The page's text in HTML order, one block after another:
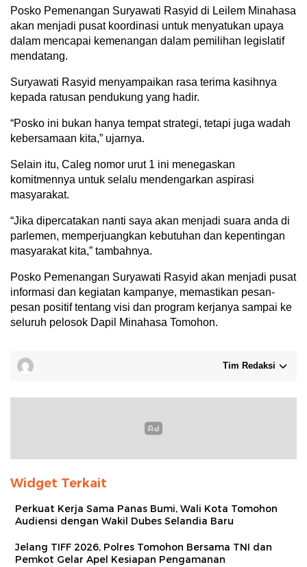
Posko Pemenangan Suryawati Rasyid di Leilem Minahasa
akan menjadi pusat koordinasi untuk menyatukan upaya
dalam mencapai kemenangan dalam pemilihan legislatif
mendatang.
Suryawati Rasyid menyampaikan rasa terima kasihnya
kepada ratusan pendukung yang hadir.
“Posko ini bukan hanya tempat strategi, tetapi juga wadah
kebersamaan kita,” ujarnya.
Selain itu, Caleg nomor urut 1 ini menegaskan
komitmennya untuk selalu mendengarkan aspirasi
masyarakat.
“Jika dipercatakan nanti saya akan menjadi suara anda di
parlemen, memperjuangkan kebutuhan dan kepentingan
masyarakat kita,” tambahnya.
Posko Pemenangan Suryawati Rasyid akan menjadi pusat
informasi dan kegiatan kampanye, memastikan pesan-
pesan positif tentang visi dan program kerjanya sampai ke
seluruh pelosok Dapil Minahasa Tomohon.
Tim Redaksi
Widget Terkait
Perkuat Kerja Sama Panas Bumi, Wali Kota Tomohon
Audiensi dengan Wakil Dubes Selandia Baru
Jelang TIFF 2026, Polres Tomohon Bersama TNI dan
Pemkot Gelar Apel Kesiapan Pengamanan